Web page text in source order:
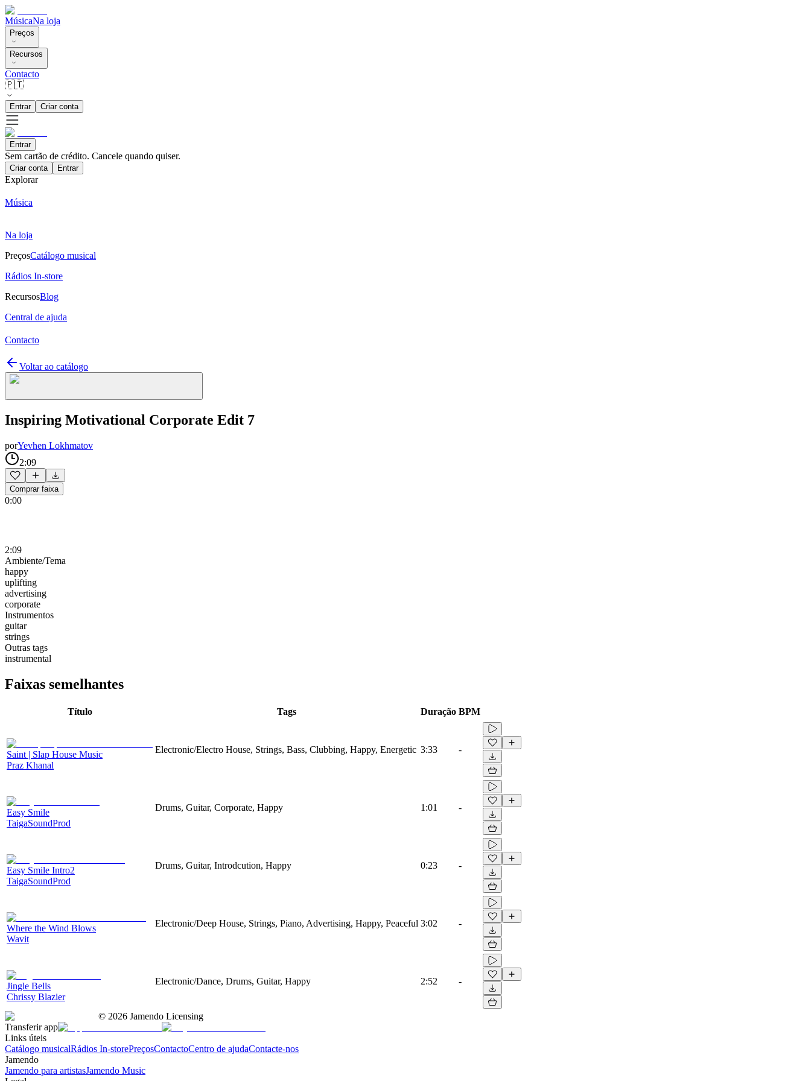
MúsicaNa loja
Preços
Recursos
Contacto
🇵🇹
Entrar Criar conta
Entrar
Sem cartão de crédito. Cancele quando quiser.
Criar conta Entrar
Explorar
Música
Na loja
PreçosCatálogo musical
Rádios In-store
RecursosBlog
Central de ajuda
Contacto
Voltar ao catálogo
Inspiring Motivational Corporate Edit 7
porYevhen Lokhmatov
2:09
Comprar faixa
0:00
2:09
Ambiente/Tema
happy
uplifting
advertising
corporate
Instrumentos
guitar
strings
Outras tags
instrumental
Faixas semelhantes
Título Tags Duração BPM
Saint | Slap House Music
Praz Khanal
Electronic/Electro House, Strings, Bass, Clubbing, Happy, Energetic 3:33 -
Easy Smile
TaigaSoundProd
Drums, Guitar, Corporate, Happy 1:01 -
Easy Smile Intro2
TaigaSoundProd
Drums, Guitar, Introdcution, Happy 0:23 -
Where the Wind Blows
Wavit
Electronic/Deep House, Strings, Piano, Advertising, Happy, Peaceful 3:02 -
Jingle Bells
Chrissy Blazier
Electronic/Dance, Drums, Guitar, Happy 2:52 -
© 2026 Jamendo Licensing
Transferir app
Links úteis
Catálogo musicalRádios In-storePreçosContactoCentro de ajudaContacte-nos
Jamendo
Jamendo para artistasJamendo Music